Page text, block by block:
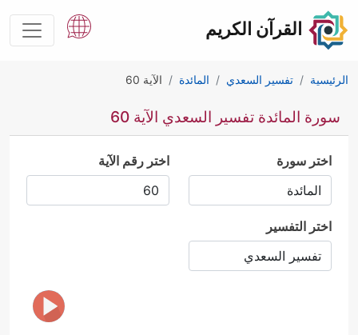
القرآن الكريم
الرئيسية تفسير السعدي المائدة الآية 60
سورة المائدة تفسير السعدي الآية 60
اختر سورة اختر رقم الآية
اختر التفسير